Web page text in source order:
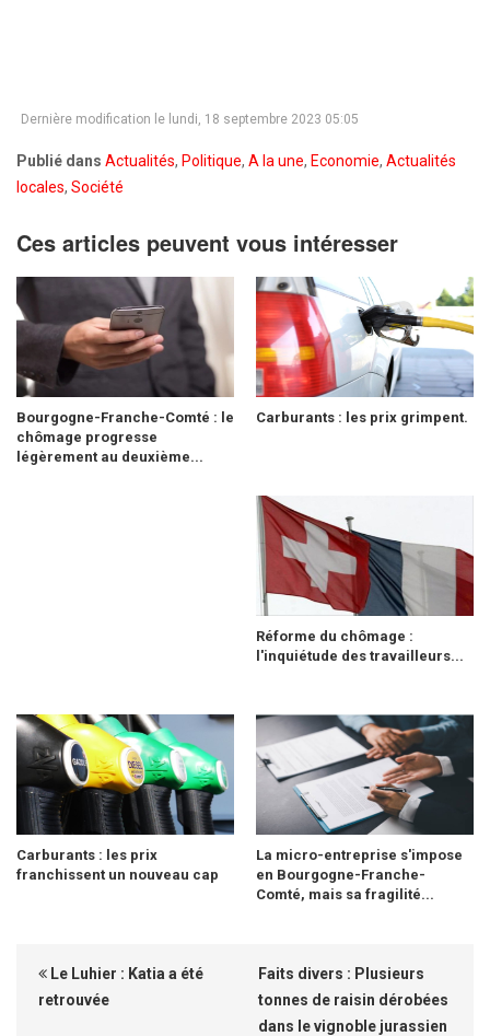
Dernière modification le lundi, 18 septembre 2023 05:05
Publié dans Actualités, Politique, A la une, Economie, Actualités
locales, Société
Ces articles peuvent vous intéresser
Bourgogne-Franche-Comté : le
chômage progresse
légèrement au deuxième...
Carburants : les prix grimpent.
Réforme du chômage :
l'inquiétude des travailleurs...
Carburants : les prix
franchissent un nouveau cap
La micro-entreprise s'impose
en Bourgogne-Franche-
Comté, mais sa fragilité...
Le Luhier : Katia a été
retrouvée
Faits divers : Plusieurs
tonnes de raisin dérobées
dans le vignoble jurassien